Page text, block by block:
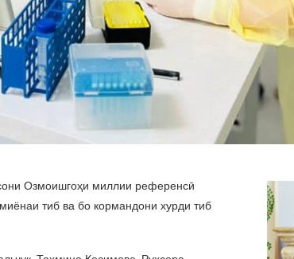
Озмоишгоҳи миллии референсӣ
тиб ва бо кормандони хурди тиб